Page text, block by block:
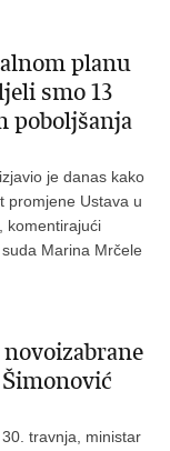
planu
smo 13
poboljšanja
je danas kako
promjene Ustava u
komentirajući
Marina Mrčele
travnja, ministar